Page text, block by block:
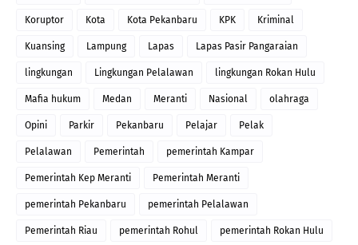
Koruptor Kota Kota Pekanbaru KPK Kriminal
Kuansing Lampung Lapas Lapas Pasir Pangaraian
lingkungan Lingkungan Pelalawan lingkungan Rokan Hulu
Mafia hukum Medan Meranti Nasional olahraga
Opini Parkir Pekanbaru Pelajar Pelak
Pelalawan Pemerintah pemerintah Kampar
Pemerintah Kep Meranti Pemerintah Meranti
pemerintah Pekanbaru pemerintah Pelalawan
Pemerintah Riau pemerintah Rohul pemerintah Rokan Hulu